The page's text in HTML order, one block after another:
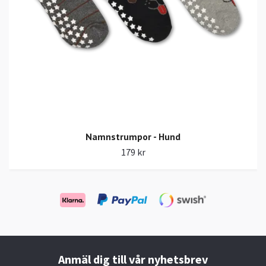
Namnstrumpor - Hund
179 kr
Anmäl dig till vår nyhetsbrev